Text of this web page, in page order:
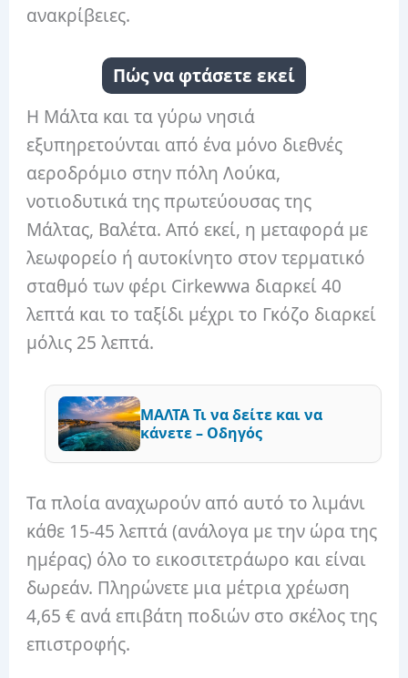
ανακρίβειες.
Πώς να φτάσετε εκεί
Η Μάλτα και τα γύρω νησιά
εξυπηρετούνται από ένα μόνο διεθνές
αεροδρόμιο στην πόλη Λούκα,
νοτιοδυτικά της πρωτεύουσας της
Μάλτας, Βαλέτα. Από εκεί, η μεταφορά με
λεωφορείο ή αυτοκίνητο στον τερματικό
σταθμό των φέρι Cirkewwa διαρκεί 40
λεπτά και το ταξίδι μέχρι το Γκόζο διαρκεί
μόλις 25 λεπτά.
ΜΑΛΤΑ Τι να δείτε και να
κάνετε – Οδηγός
Τα πλοία αναχωρούν από αυτό το λιμάνι
κάθε 15-45 λεπτά (ανάλογα με την ώρα της
ημέρας) όλο το εικοσιτετράωρο και είναι
δωρεάν. Πληρώνετε μια μέτρια χρέωση
4,65 € ανά επιβάτη ποδιών στο σκέλος της
επιστροφής.